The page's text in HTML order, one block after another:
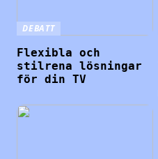
DEBATT
Flexibla och
stilrena lösningar
för din TV